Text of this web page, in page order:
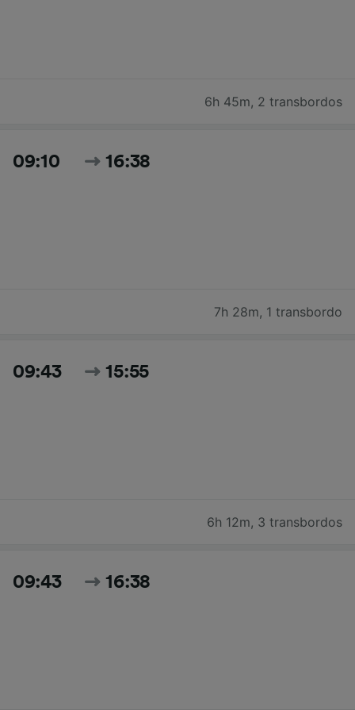
6h 45m, 2 transbordos
09:10 16:38
7h 28m, 1 transbordo
09:43 15:55
6h 12m, 3 transbordos
09:43 16:38